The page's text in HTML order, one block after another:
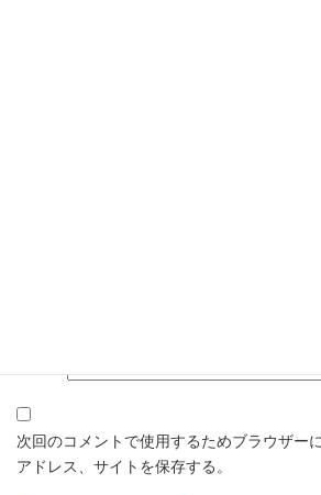
次回のコメントで使用するためブラウザー
アドレス、サイトを保存する。